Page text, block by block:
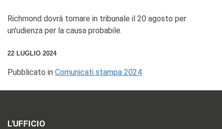
Richmond dovrà tornare in tribunale il 20 agosto per
un'udienza per la causa probabile.
22 LUGLIO 2024
Pubblicato in Comunicati stampa 2024
L'UFFICIO